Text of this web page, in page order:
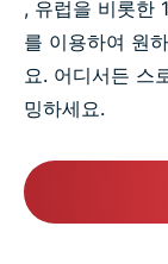
, 유럽을 비롯한
를 이용하여 원
요. 어디서든 스
밍하세요.